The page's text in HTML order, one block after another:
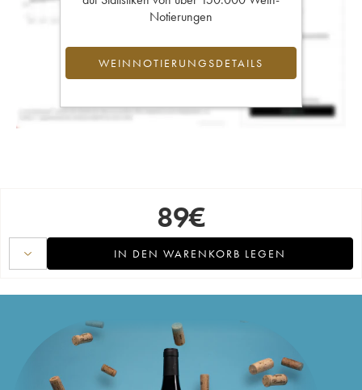
Notierungen
WEINNOTIERUNGSDETAILS
89€
IN DEN WARENKORB LEGEN